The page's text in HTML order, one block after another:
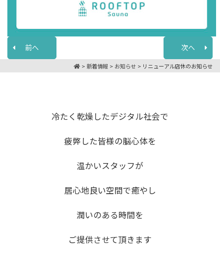
前へ 次へ
>新着情報 > お知らせ > リニューアル店休のお知らせ
冷たく乾燥したデジタル社会で
疲弊した皆様の脳心体を
温かいスタッフが
居心地良い空間で癒やし
潤いのある時間を
ご提供させて頂きます